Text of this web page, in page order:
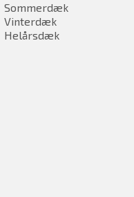
Sommerdæk
Vinterdæk
Helårsdæk